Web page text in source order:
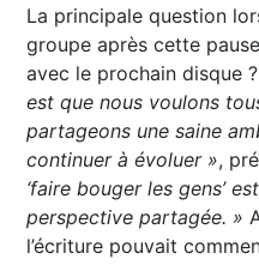
La principale question
groupe après cette
avec le prochain disque ?
est que nous voulons
partageons une saine
continuer à évoluer »,
‘faire bouger les gens’
perspective partagée. »
l’écriture pouvait